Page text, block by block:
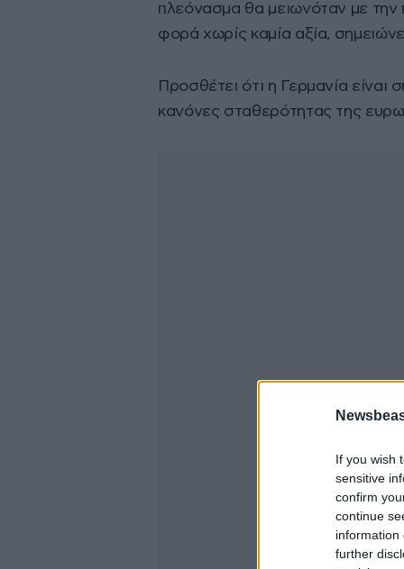
If you wish
sensitive
confirm
continue
information
further
πλεόνασμα θα μειωνόταν με την
φορά χωρίς καμία αξία,
Προσθέτει ότι η Γερμανία
κανόνες σταθερότητας της